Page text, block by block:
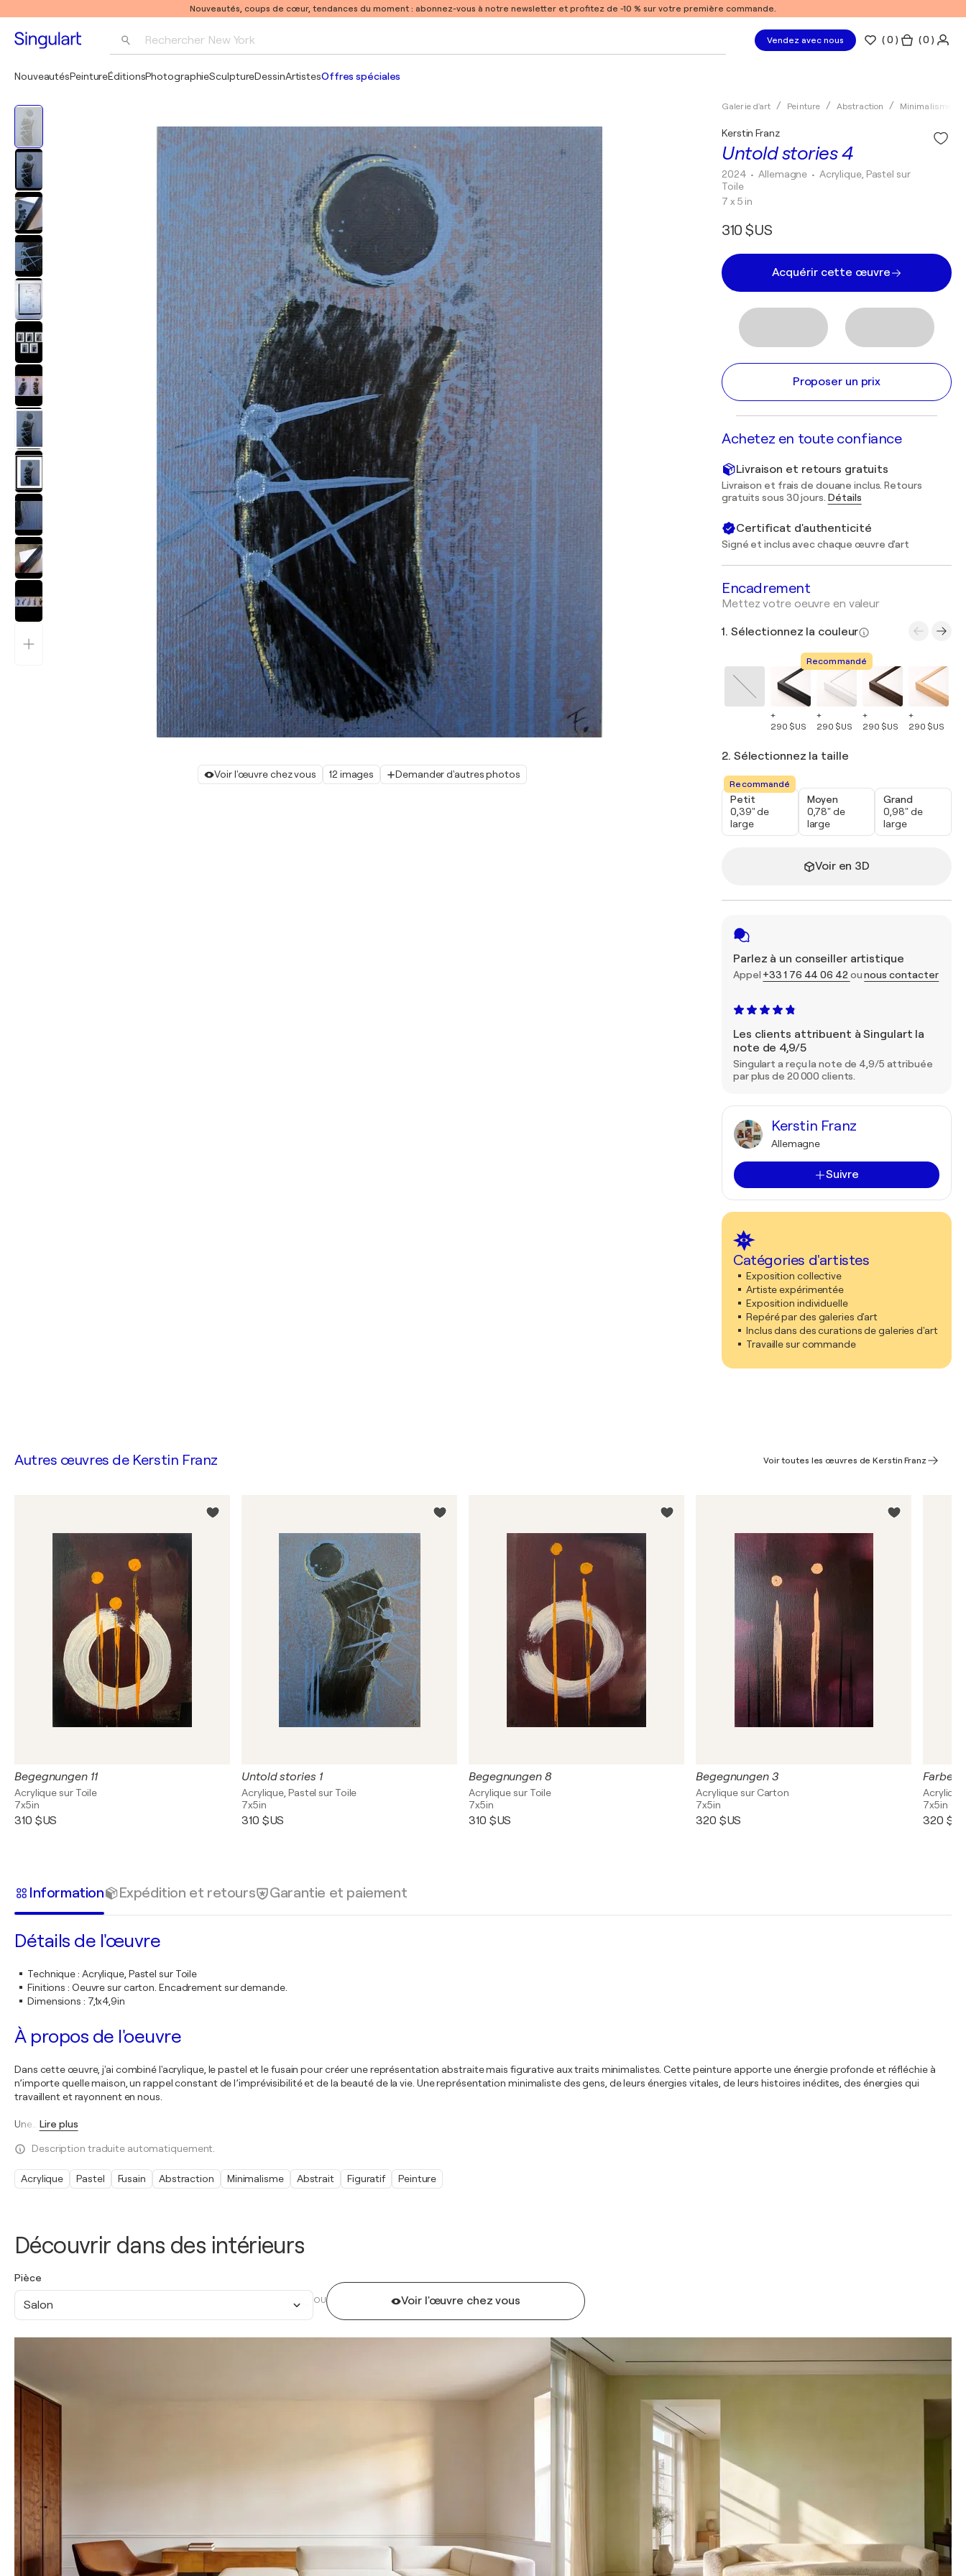
Nouveautés, coups de cœur, tendances du moment : abonnez-vous à notre newsletter et profitez de -10 % sur votre première commande.
Rechercher New York
Pablo Picasso
Vendez avec nous (0 ) ( 0 )
NouveautésPeintureÉditionsPhotographieSculptureDessinArtistesOffres spéciales
Voir l'œuvre chez vous 12 images Demander d'autres photos
Galerie d'art Peinture Abstraction Minimalisme
Untold stories 4
Kerstin Franz
2024 • Allemagne • Acrylique, Pastel sur
Toile
7 x 5 in
310 $US
Acquérir cette œuvre
Proposer un prix
Achetez en toute confiance
Livraison et retours gratuits
Livraison et frais de douane inclus. Retours
gratuits sous 30 jours. Détails
Certificat d'authenticité
Signé et inclus avec chaque œuvre d'art
Encadrement
Mettez votre oeuvre en valeur
1. Sélectionnez la couleur
+
290 $US
Recommandé
+
290 $US
+
290 $US
+
290 $US
2. Sélectionnez la taille
Recommandé
Petit
0,39" de
large
Moyen
0,78" de
large
Grand
0,98" de
large
Voir en 3D
Parlez à un conseiller artistique
Appel +33 1 76 44 06 42 ounous contacter
Les clients attribuent à Singulart la
note de 4,9/5
Singulart a reçu la note de 4,9/5 attribuée
par plus de 20 000 clients.
Kerstin Franz
Allemagne
Suivre
Catégories d'artistes
Exposition collective
Artiste expérimentée
Exposition individuelle
Repéré par des galeries d'art
Inclus dans des curations de galeries d'art
Travaille sur commande
Découvrir dans des intérieurs
Pièce
Salon OU Voir l'œuvre chez vous
Autres œuvres de Kerstin Franz Voir toutes les œuvres de Kerstin Franz
Begegnungen 11
Acrylique sur Toile
7x5in
310 $US
Untold stories 1
Acrylique, Pastel sur Toile
7x5in
310 $US
Begegnungen 8
Acrylique sur Toile
7x5in
310 $US
Begegnungen 3
Acrylique sur Carton
7x5in
320 $US
Farben
7x5in
320
Information Expédition et retours Garantie et paiement
Détails de l'œuvre
Technique: Acrylique, Pastel sur Toile
Finitions : Oeuvre sur carton. Encadrement sur demande.
Dimensions : 7,1x4,9in
À propos de l'oeuvre
Dans cette œuvre, j'ai combiné l'acrylique, le pastel et le fusain pour créer une représentation abstraite mais figurative aux traits minimalistes. Cette peinture apporte une énergie profonde et réfléchie à
n’importe quelle maison, un rappel constant de l’imprévisibilité et de la beauté de la vie. Une représentation minimaliste des gens, de leurs énergies vitales, de leurs histoires inédites, des énergies qui
travaillent et rayonnent en nous.
Une Lire plus
Description traduite automatiquement.
Acrylique Pastel Fusain Abstraction Minimalisme Abstrait Figuratif Peinture